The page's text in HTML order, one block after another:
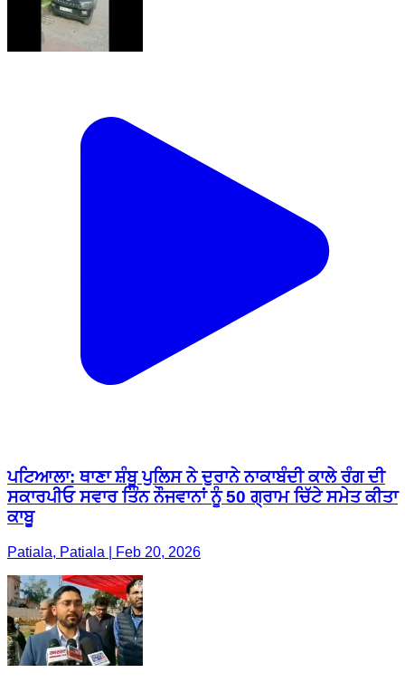
ਪਟਿਆਲਾ: ਥਾਣਾ ਸ਼ੰਬੂ ਪੁਲਿਸ ਨੇ ਦੁਰਾਨੇ ਨਾਕਾਬੰਦੀ ਕਾਲੇ ਰੰਗ ਦੀ
ਸਕਾਰਪੀਓ ਸਵਾਰ ਤਿੰਨ ਨੌਜਵਾਨਾਂ ਨੂੰ 50 ਗ੍ਰਾਮ ਚਿੱਟੇ ਸਮੇਤ ਕੀਤਾ
ਕਾਬੂ
Patiala, Patiala | Feb 20, 2026